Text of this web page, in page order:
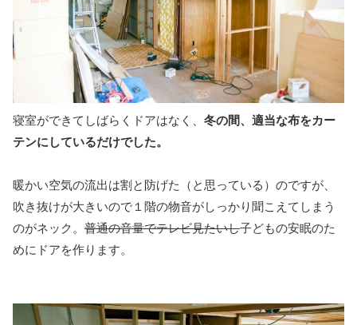
寝室ができてしばらくドアはなく、 冬の間、適当な布をカー
テンにしているだけでした。
暖かい空気の流出は割と防げた（と思っている）のですが、
吹き抜けが大きいので１階の物音がしっかり聞こえてしまう
のがネック。 普通の音量でテレビ見たいし子どもの安眠のた
めにドアを作ります。